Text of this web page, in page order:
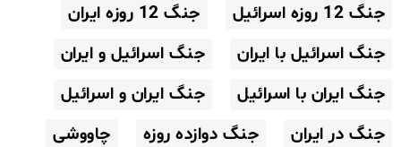
جنگ 12 روزه اسرائیل
جنگ 12 روزه ایران
جنگ اسرائیل با ایران
جنگ اسرائیل و ایران
جنگ ایران با اسرائیل
جنگ ایران و اسرائیل
جنگ در ایران
جنگ دوازده روزه
چاووشی